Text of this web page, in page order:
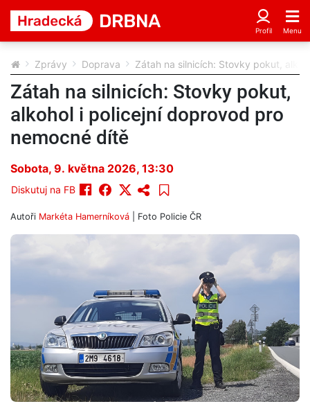
Zprávy Doprava Zátah na silnicích: Stovky pokut,
Zátah na silnicích: Stovky pokut,
alkohol i policejní doprovod pro
nemocné dítě
Sobota, 9. května 2026, 13:30
Diskutuj na FB
Autoři Markéta Hamerníková | Foto Policie ČR